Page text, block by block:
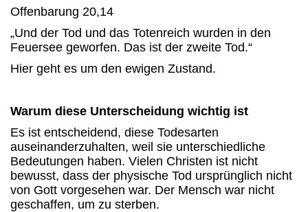
Offenbarung 20,14
„Und der Tod und das Totenreich wurden in den
Feuersee geworfen. Das ist der zweite Tod.“
Hier geht es um den ewigen Zustand.
Warum diese Unterscheidung wichtig ist
Es ist entscheidend, diese Todesarten
auseinanderzuhalten, weil sie unterschiedliche
Bedeutungen haben. Vielen Christen ist nicht
bewusst, dass der physische Tod ursprünglich nicht
von Gott vorgesehen war. Der Mensch war nicht
geschaffen, um zu sterben.